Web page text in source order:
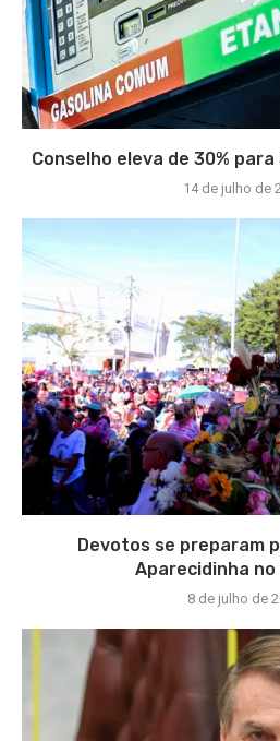
Conselho eleva de 30%
14 de julho de
Devotos se preparam
Aparecidinha no
8 de julho de